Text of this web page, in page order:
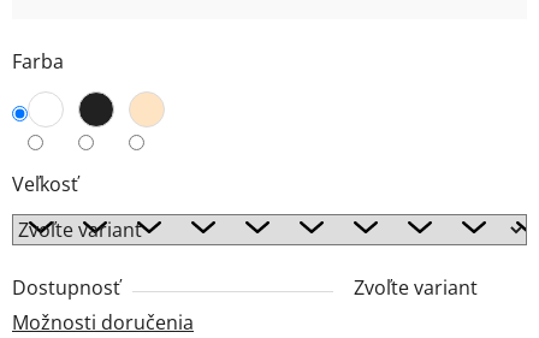
Farba
Veľkosť
Dostupnosť
Zvoľte variant
Možnosti doručenia